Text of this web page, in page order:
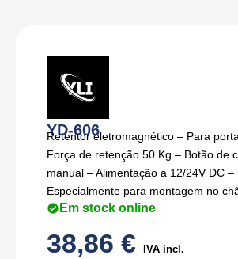
YD-606
Retentor eletromagnético – Para
Força de retenção 50 Kg – Botão de
manual – Alimentação a 12/24V DC –
Especialmente para montagem no
Em stock online
38,86 € IVA incl.